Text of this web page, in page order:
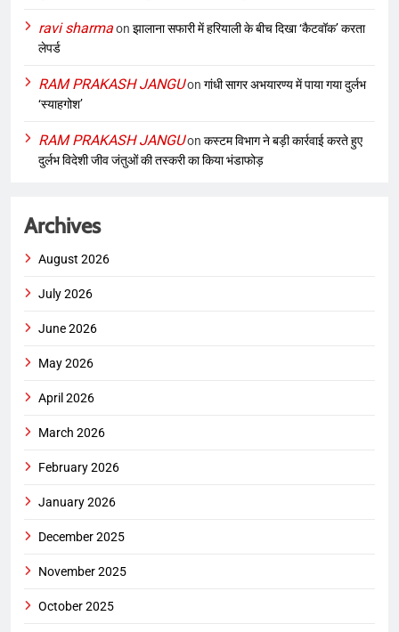
ravi sharmaon झालाना सफारी में हरियाली के बीच दिखा ‘कैटवॉक’ करता
लेपर्ड
RAM PRAKASH JANGUon गांधी सागर अभयारण्य में पाया गया दुर्लभ
‘स्याहगोश’
RAM PRAKASH JANGUon कस्टम विभाग ने बड़ी कार्रवाई करते हुए
दुर्लभ विदेशी जीव जंतुओं की तस्करी का किया भंडाफोड़
Archives
August 2026
July 2026
June 2026
May 2026
April 2026
March 2026
February 2026
January 2026
December 2025
November 2025
October 2025